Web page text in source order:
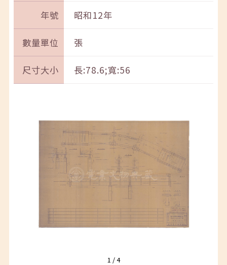
年號 昭和12年
數量單位 張
尺寸大小 長:78.6;寬:56
1 /4